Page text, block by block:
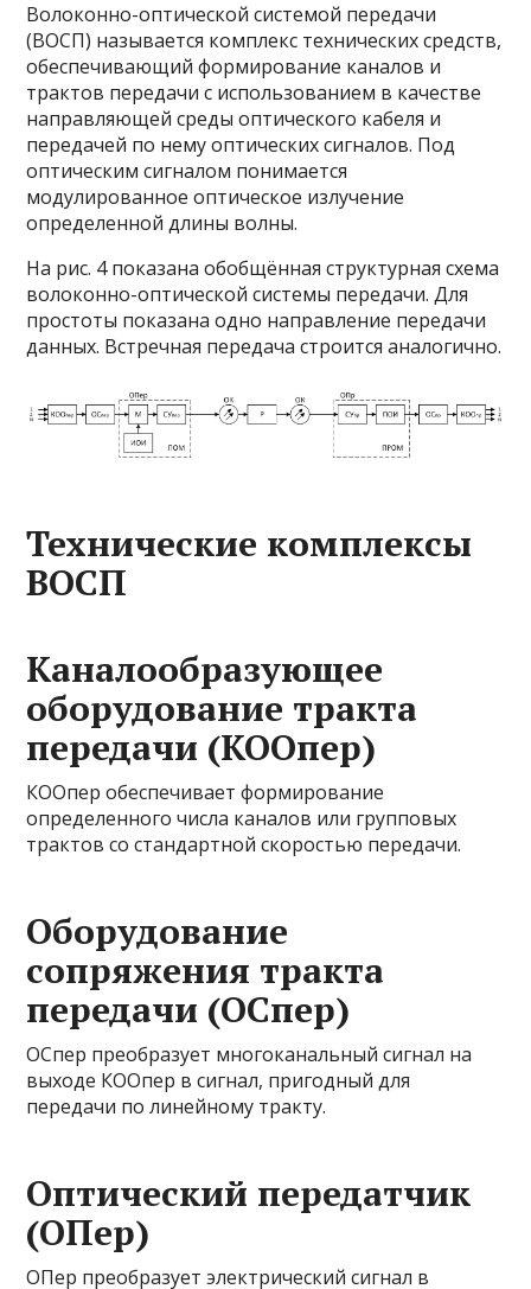
Волоконно-оптической системой передачи
(ВОСП) называется комплекс технических средств,
обеспечивающий формирование каналов и
трактов передачи с использованием в качестве
направляющей среды оптического кабеля и
передачей по нему оптических сигналов. Под
оптическим сигналом понимается
модулированное оптическое излучение
определенной длины волны.
На рис. 4 показана обобщённая структурная схема
волоконно-оптической системы передачи. Для
простоты показана одно направление передачи
данных. Встречная передача строится аналогично.
Технические комплексы
ВОСП
Каналообразующее
оборудование тракта
передачи (КООпер)
КООпер обеспечивает формирование
определенного числа каналов или групповых
трактов со стандартной скоростью передачи.
Оборудование
сопряжения тракта
передачи (ОСпер)
ОСпер преобразует многоканальный сигнал на
выходе КООпер в сигнал, пригодный для
передачи по линейному тракту.
Оптический передатчик
(ОПер)
ОПер преобразует электрический сигнал в